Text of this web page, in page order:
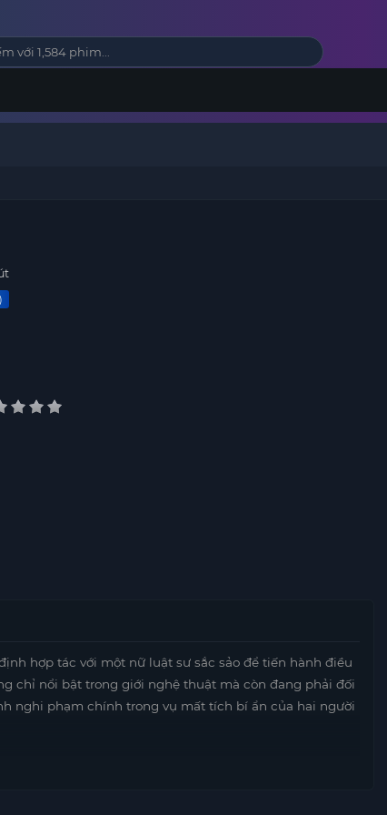
hợp tác với một nữ luật sư sắc sảo để tiến hành điều
chỉ nổi bật trong giới nghệ thuật mà còn đang phải đối
nghi phạm chính trong vụ mất tích bí ẩn của hai người
kịch tính, khi hai nhân vật chính phải đối mặt với
truyền thông.